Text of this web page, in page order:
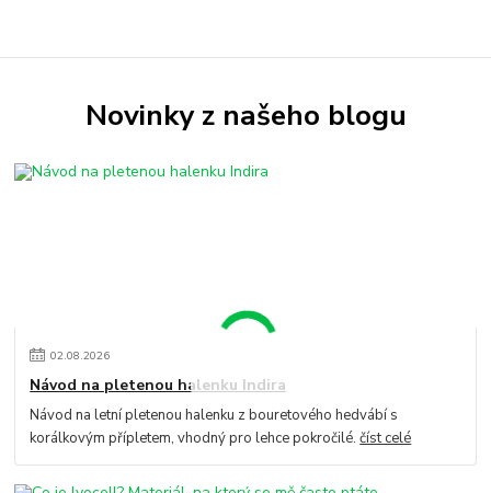
Novinky z našeho blogu
02.08.2026
Návod na pletenou halenku Indira
Návod na letní pletenou halenku z bouretového hedvábí s
korálkovým přípletem, vhodný pro lehce pokročilé.číst celé